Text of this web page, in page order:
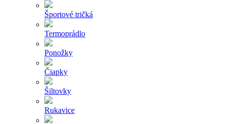
Športové tričká
Termoprádlo
Ponožky
Čiapky
Šiltovky
Rukavice